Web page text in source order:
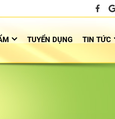
TUYỂN DỤNG TIN TỨC